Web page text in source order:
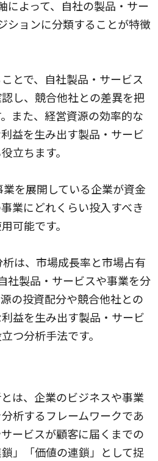
によって、自社の製品・サー
ションに分類することが特徴
とで、自社製品・サービス
し、競合他社との差異を把
また、経営資源の効率的な
益を生み出す製品・サービ
立ちます。
を展開している企業が資金
業にどれくらい投入すべき
可能です。
は、市場成長率と市場占有
社製品・サービスや事業を分
の投資配分や競合他社との
益を生み出す製品・サービ
つ分析手法です。
は、企業のビジネスや事業
析するフレームワークであ
ービスが顧客に届くまでの
」「価値の連鎖」として捉